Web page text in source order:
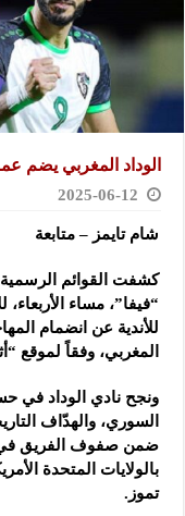
الوداد المغربي يضم
2025-06-12
شام تايمز – متابعة
كشفت القوائم الرسمية
“فيفا”، مساء
للأندية عن انضمام
المغربي، وفقاً لموقع
ونجح نادي الوداد في
السوري، والهدّاف
تموز.